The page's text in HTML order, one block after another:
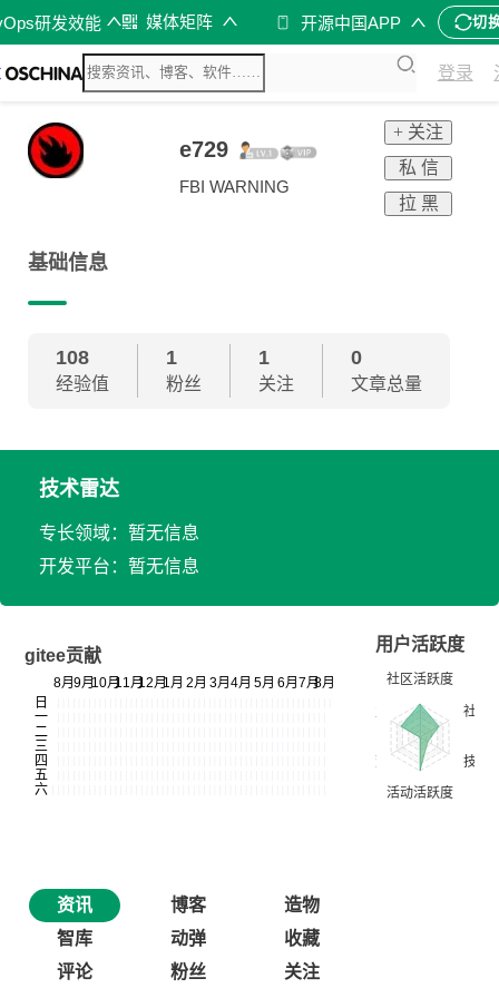
研发效能 媒体矩阵 开源中国APP 切
登录
e729
FBI WARNING
+ 关注
私 信
拉 黑
基础信息
108
经验值
1
粉丝
1
关注
0
文章总量
技术雷达
专长领域：暂无信息
开发平台：暂无信息
gitee贡献
用户活跃度
资讯 博客
造物
智库
动弹
收藏
评论
粉丝 关注